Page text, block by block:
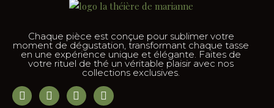
Chaque pièce est conçue pour sublimer votre
moment de dégustation, transformant chaque tasse
en une expérience unique et élégante. Faites de
votre rituel de thé un véritable plaisir avec nos
collections exclusives.